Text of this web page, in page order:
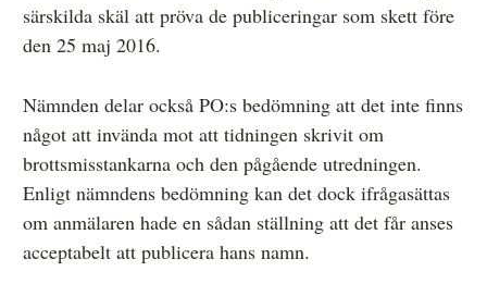
särskilda skäl att pröva de publiceringar som skett före
den 25 maj 2016.
Nämnden delar också PO:s bedömning att det inte finns
något att invända mot att tidningen skrivit om
brottsmisstankarna och den pågående utredningen.
Enligt nämndens bedömning kan det dock ifrågasättas
om anmälaren hade en sådan ställning att det får anses
acceptabelt att publicera hans namn.